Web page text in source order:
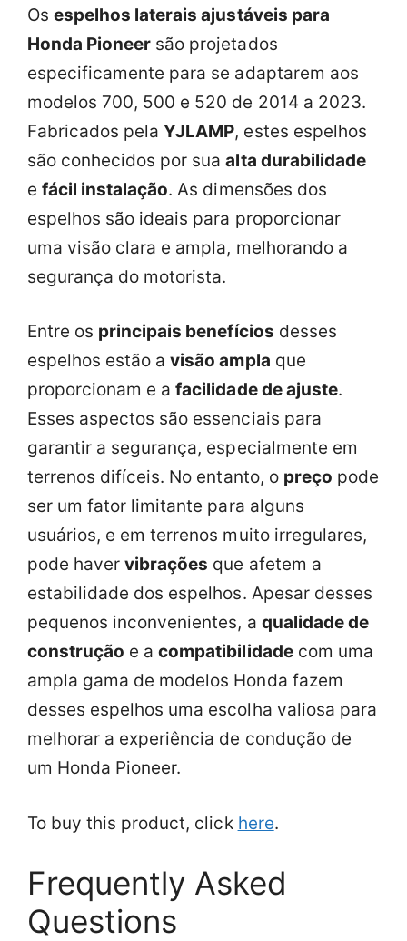
Osespelhos laterais ajustáveis para
Honda Pioneer são projetados
especificamente para se adaptarem aos
modelos 700, 500 e 520 de 2014 a 2023.
Fabricados pelaYJLAMP, estes espelhos
são conhecidos por suaalta durabilidade
efácil instalação. As dimensões dos
espelhos são ideais para proporcionar
uma visão clara e ampla, melhorando a
segurança do motorista.
Entre os principais benefícios desses
espelhos estão avisão ampla que
proporcionam e afacilidade de ajuste.
Esses aspectos são essenciais para
garantir a segurança, especialmente em
terrenos difíceis. No entanto, o preço pode
ser um fator limitante para alguns
usuários, e em terrenos muito irregulares,
pode havervibrações que afetem a
estabilidade dos espelhos. Apesar desses
pequenos inconvenientes, a qualidade de
construção e acompatibilidadecom uma
ampla gama de modelos Honda fazem
desses espelhos uma escolha valiosa para
melhorar a experiência de condução de
um Honda Pioneer.
To buy this product, click here.
Frequently Asked
Questions